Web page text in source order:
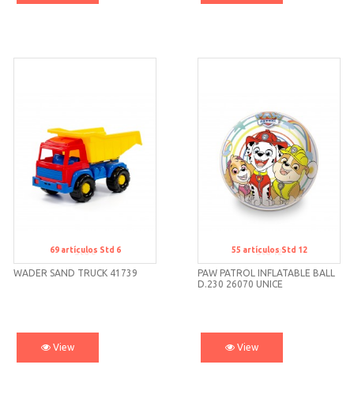
Std 6
WADER SAND TRUCK 41739
69 artículos Std 6
View
Std 12
PAW PATROL INFLATABLE BALL
D.230 26070 UNICE
55 artículosStd 12
View